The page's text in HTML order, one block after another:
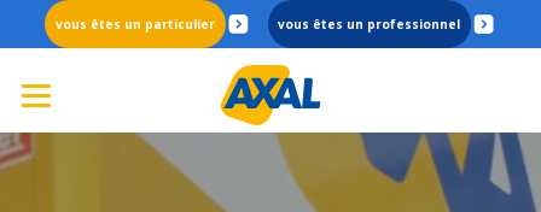
particulier professionnel